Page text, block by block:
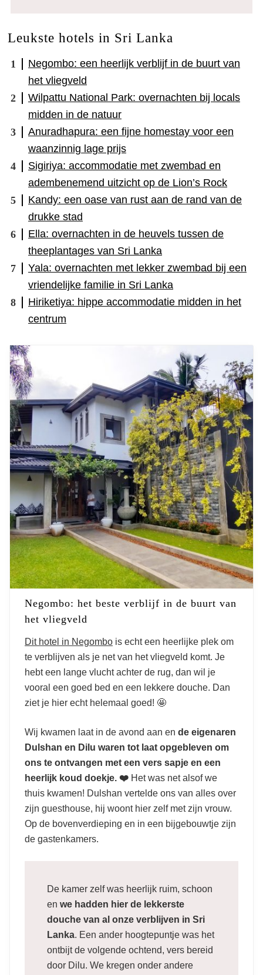
Leukste hotels in Sri Lanka
Negombo: een heerlijk verblijf in de buurt van
het vliegveld
Wilpattu National Park: overnachten bij locals
midden in de natuur
Anuradhapura: een fijne homestay voor een
waanzinnig lage prijs
Sigiriya: accommodatie met zwembad en
adembenemend uitzicht op de Lion’s Rock
Kandy: een oase van rust aan de rand van de
drukke stad
Ella: overnachten in de heuvels tussen de
theeplantages van Sri Lanka
Yala: overnachten met lekker zwembad bij een
vriendelijke familie in Sri Lanka
Hiriketiya: hippe accommodatie midden in het
centrum
Negombo: het beste verblijf in de buurt van
het vliegveld
Dit hotel in Negombo is echt een heerlijke plek om
te verblijven als je net van het vliegveld komt. Je
hebt een lange vlucht achter de rug, dan wil je
vooral een goed bed en een lekkere douche. Dan
ziet je hier echt helemaal goed! 🤩
Wij kwamen laat in de avond aan en de eigenaren
Dulshan en Dilu waren tot laat opgebleven om
ons te ontvangen met een vers sapje en een
heerlijk koud doekje. ❤️ Het was net alsof we
thuis kwamen! Dulshan vertelde ons van alles over
zijn guesthouse, hij woont hier zelf met zijn vrouw.
Op de bovenverdieping en in een bijgebouwtje zijn
de gastenkamers.
De kamer zelf was heerlijk ruim, schoon
en we hadden hier de lekkerste
douche van al onze verblijven in Sri
Lanka. Een ander hoogtepuntje was het
ontbijt de volgende ochtend, vers bereid
door Dilu. We kregen onder andere